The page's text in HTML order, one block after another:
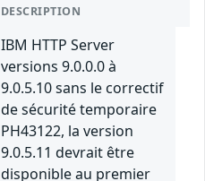
DESCRIPTION
IBM HTTP Server
versions 9.0.0.0 à
9.0.5.10 sans le correctif
de sécurité temporaire
PH43122, la version
9.0.5.11 devrait être
disponible au premier